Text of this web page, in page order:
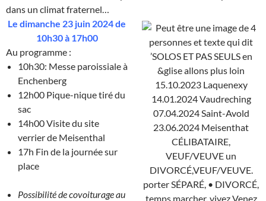
dans un climat fraternel…
Le dimanche 23 juin 2024 de
10h30 à 17h00
Au programme :
10h30: Messe paroissiale à
Enchenberg
12h00 Pique-nique tiré du
sac
14h00 Visite du site
verrier de Meisenthal
17h Fin de la journée sur
place
Possibilité de covoiturage au